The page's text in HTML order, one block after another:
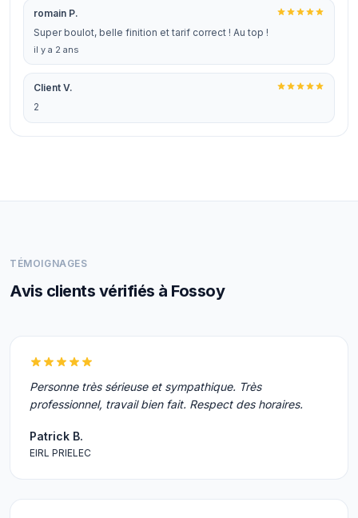
romain P.
Super boulot, belle finition et tarif correct ! Au top !
il y a 2 ans
Client V.
2
TÉMOIGNAGES
Avis clients vérifiés à Fossoy
Personne très sérieuse et sympathique. Très
professionnel, travail bien fait. Respect des horaires.
Patrick B.
EIRL PRIELEC